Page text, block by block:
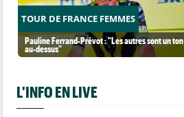
TOUR DE FRANCE FEMMES
Pauline Ferrand-Prévot : "Les autres sont un ton
au-dessus"
L'INFO EN LIVE